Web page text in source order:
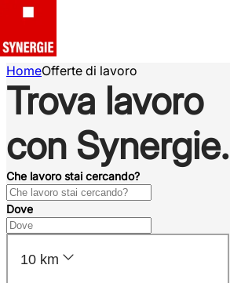
HomeOfferte di lavoro
Trova lavoro
con Synergie.
Che lavoro stai cercando?
Dove
10 km